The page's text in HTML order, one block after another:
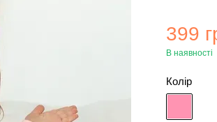
399
В наявності
Колір